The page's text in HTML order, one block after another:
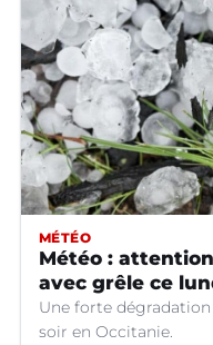
MÉTÉO
Météo :
avec grêle ce
Une forte
soir en Occitanie.